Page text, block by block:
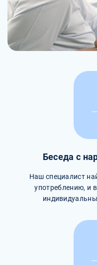
Беседа с
Наш специалист
употреблению, и